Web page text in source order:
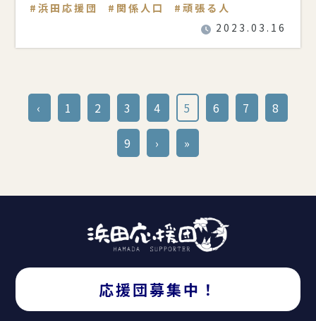
浜田応援団
関係人口
頑張る人
2023.03.16
‹ 1 2 3 4 5 6 7 8
9 › »
応援団募集中！